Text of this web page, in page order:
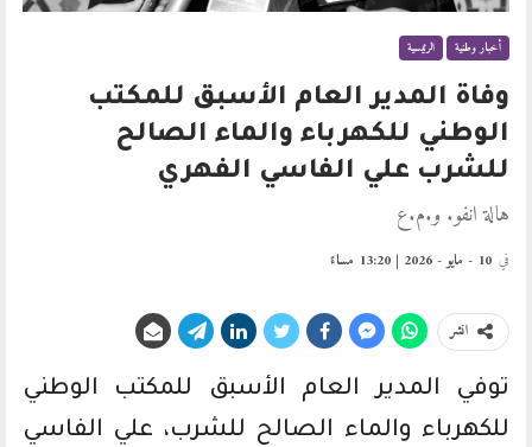
أخبار وطنية الرئيسية
وفاة المدير العام الأسبق للمكتب
الوطني للكهرباء والماء الصالح
للشرب علي الفاسي الفهري
هالة انفو. و.م.ع
في 10 - مايو - 2026 | 13:20 مساءً
انشر
توفي المدير العام الأسبق للمكتب الوطني
للكهرباء والماء الصالح للشرب، علي الفاسي